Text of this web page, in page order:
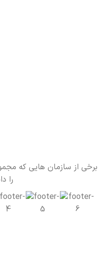
برخی از سازمان هایی که
را